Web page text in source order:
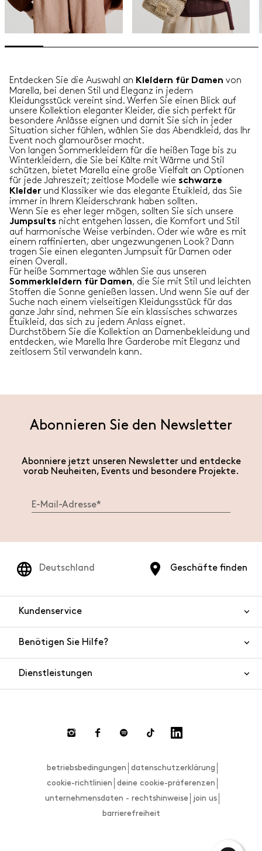
Entdecken Sie die Auswahl an Kleidern für Damen von
Marella, bei denen Stil und Eleganz in jedem
Kleidungsstück vereint sind. Werfen Sie einen Blick auf
unsere Kollektion eleganter Kleider, die sich perfekt für
besondere Anlässe eignen und damit Sie sich in jeder
Situation sicher fühlen, wählen Sie das Abendkleid, das Ihr
Event noch glamouröser macht.
Von langen Sommerkleidern für die heißen Tage bis zu
Winterkleidern, die Sie bei Kälte mit Wärme und Stil
schützen, bietet Marella eine große Vielfalt an Optionen
für jede Jahreszeit; zeitlose Modelle wie schwarze
Kleider und Klassiker wie das elegante Etuikleid, das Sie
immer in Ihrem Kleiderschrank haben sollten.
Wenn Sie es eher leger mögen, sollten Sie sich unsere
Jumpsuits nicht entgehen lassen, die Komfort und Stil
auf harmonische Weise verbinden. Oder wie wäre es mit
einem raffinierten, aber ungezwungenen Look? Dann
tragen Sie einen eleganten Jumpsuit für Damen oder
einen Overall.
Für heiße Sommertage wählen Sie aus unseren
Sommerkleidern für Damen, die Sie mit Stil und leichten
Stoffen die Sonne genießen lassen. Und wenn Sie auf der
Suche nach einem vielseitigen Kleidungsstück für das
ganze Jahr sind, nehmen Sie ein klassisches schwarzes
Etuikleid, das sich zu jedem Anlass eignet.
Durchstöbern Sie die Kollektion an Damenbekleidung und
entdecken, wie Marella Ihre Garderobe mit Eleganz und
zeitlosem Stil verwandeln kann.
Abonnieren Sie den Newsletter
Abonniere jetzt unseren Newsletter und entdecke
vorab Neuheiten, Events und besondere Projekte.
Geschäfte finden
Deutschland
Kundenservice
Kontaktieren Sie uns
Benötigen Sie Hilfe?
Zahlungsmethoden
Größenberater
Dienstleistungen
betriebsbedingungen
datenschutzerklärung
cookie-richtlinien
deine cookie-präferenzen
unternehmensdaten - rechtshinweise
join us
barrierefreiheit